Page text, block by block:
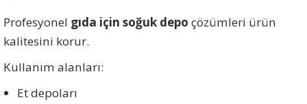
Profesyonel gıda için soğuk depo çözümleri ürün
kalitesini korur.
Kullanım alanları:
Et depoları